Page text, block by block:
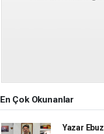
En Çok Okunanlar
Yazar